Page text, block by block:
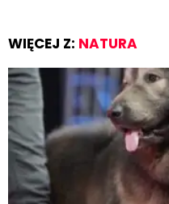
WIĘCEJ Z: NATURA